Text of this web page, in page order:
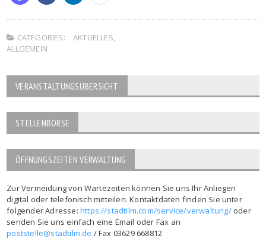
CATEGORIES: AKTUELLES,
ALLGEMEIN
VERANSTALTUNGSÜBERSICHT
STELLENBÖRSE
ÖFFNUNGSZEITEN VERWALTUNG
Zur Vermeidung von Wartezeiten können Sie uns Ihr Anliegen
digital oder telefonisch mitteilen. Kontaktdaten finden Sie unter
folgender Adresse: https://stadtilm.com/service/verwaltung/oder
senden Sie uns einfach eine Email oder Fax an
poststelle@stadtilm.de / Fax 03629 668812